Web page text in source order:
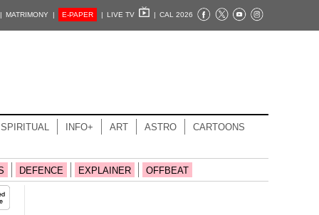
MATRIMONY | E-PAPER | LIVE TV | CAL 2026
SPIRITUAL INFO+ ART ASTRO CARTOONS
DEFENCE EXPLAINER OFFBEAT